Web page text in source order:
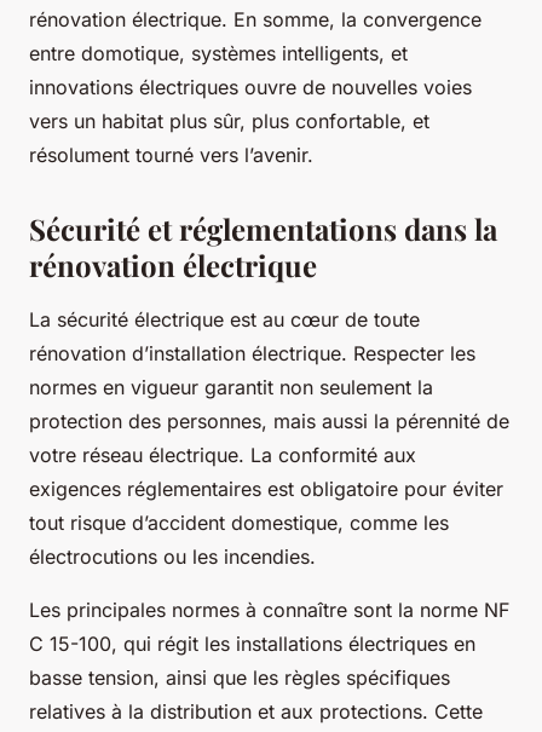
rénovation électrique. En somme, la convergence
entre domotique, systèmes intelligents, et
innovations électriques ouvre de nouvelles voies
vers un habitat plus sûr, plus confortable, et
résolument tourné vers l’avenir.
Sécurité et réglementations dans la
rénovation électrique
La sécurité électrique est au cœur de toute
rénovation d’installation électrique. Respecter les
normes en vigueur garantit non seulement la
protection des personnes, mais aussi la pérennité de
votre réseau électrique. La conformité aux
exigences réglementaires est obligatoire pour éviter
tout risque d’accident domestique, comme les
électrocutions ou les incendies.
Les principales normes à connaître sont la norme NF
C 15-100, qui régit les installations électriques en
basse tension, ainsi que les règles spécifiques
relatives à la distribution et aux protections. Cette